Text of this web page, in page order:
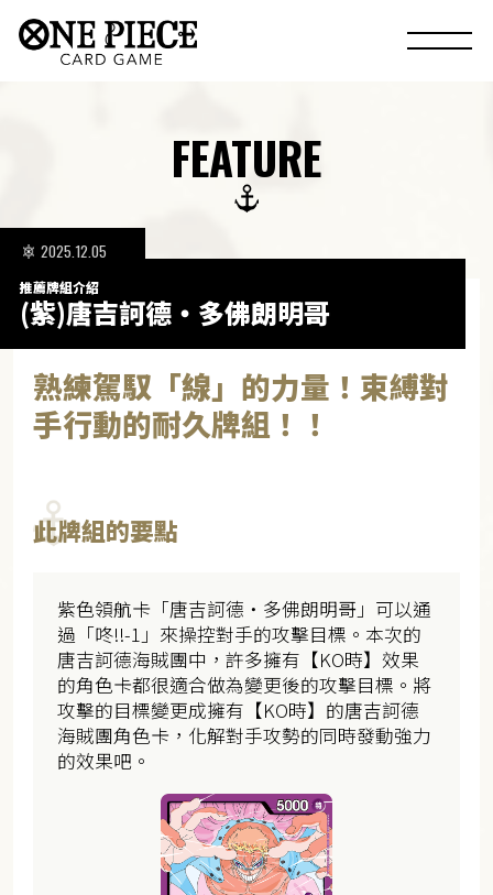
FEATURE
推薦牌組介紹
(紫)唐吉訶德・多佛朗明哥
2025.12.05
熟練駕馭「線」的力量！束縛對
手行動的耐久牌組！！
此牌組的要點
紫色領航卡「唐吉訶德・多佛朗明哥」可以通
過「咚‼-1」來操控對手的攻擊目標。本次的
唐吉訶德海賊團中，許多擁有【KO時】效果
的角色卡都很適合做為變更後的攻擊目標。將
攻擊的目標變更成擁有【KO時】的唐吉訶德
海賊團角色卡，化解對手攻勢的同時發動強力
的效果吧。